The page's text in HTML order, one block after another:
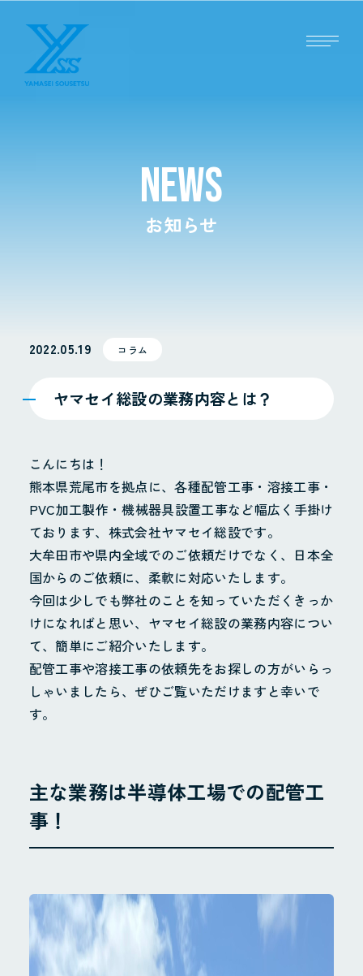
NEWS
お知らせ
2022.05.19 コラム
ヤマセイ総設の業務内容とは？
こんにちは！
熊本県荒尾市を拠点に、各種配管工事・溶接工事・
PVC加工製作・機械器具設置工事など幅広く手掛け
ております、株式会社ヤマセイ総設です。
大牟田市や県内全域でのご依頼だけでなく、日本全
国からのご依頼に、柔軟に対応いたします。
今回は少しでも弊社のことを知っていただくきっか
けになればと思い、ヤマセイ総設の業務内容につい
て、簡単にご紹介いたします。
配管工事や溶接工事の依頼先をお探しの方がいらっ
しゃいましたら、ぜひご覧いただけますと幸いで
す。
主な業務は半導体工場での配管工
事！